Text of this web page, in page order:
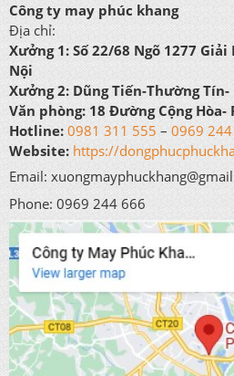
Công ty may phúc khang
Địa chỉ:
Xưởng 1: Số 22/68 Ngõ 1277 Giải
Nội
Xưởng 2: Dũng Tiến-Thường Tín-
Văn phòng: 18 Đường Cộng Hòa-
Hotline: 0981 311 555 – 0969
Website: https://
Email:
Phone: 0969 244 666